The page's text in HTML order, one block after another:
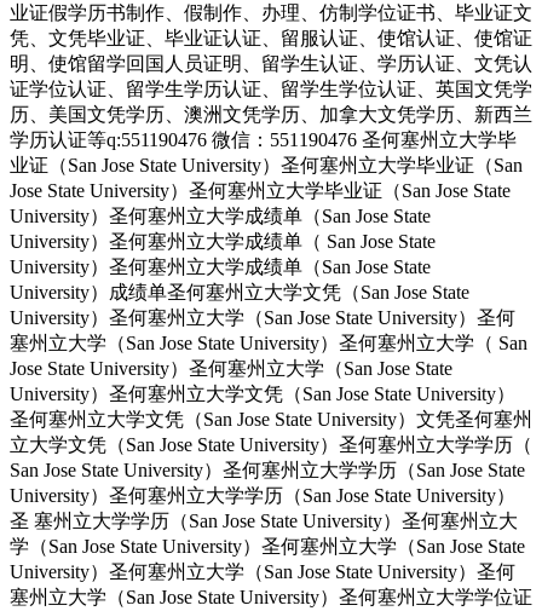
业证假学历书制作、假制作、办理、仿制学位证书、毕业证文
凭、文凭毕业证、毕业证认证、留服认证、使馆认证、使馆证
明、使馆留学回国人员证明、留学生认证、学历认证、文凭认
证学位认证、留学生学历认证、留学生学位认证、英国文凭学
历、美国文凭学历、澳洲文凭学历、加拿大文凭学历、新西兰
学历认证等q:551190476 微信：551190476 圣何塞州立大学毕
业证（San Jose State University）圣何塞州立大学毕业证（San
Jose State University）圣何塞州立大学毕业证（San Jose State
University）圣何塞州立大学成绩单（San Jose State
University）圣何塞州立大学成绩单（ San Jose State
University）圣何塞州立大学成绩单（San Jose State
University）成绩单圣何塞州立大学文凭（San Jose State
University）圣何塞州立大学（San Jose State University）圣何
塞州立大学（San Jose State University）圣何塞州立大学（ San
Jose State University）圣何塞州立大学（San Jose State
University）圣何塞州立大学文凭（San Jose State University）
圣何塞州立大学文凭（San Jose State University）文凭圣何塞州
立大学文凭（San Jose State University）圣何塞州立大学学历（
San Jose State University）圣何塞州立大学学历（San Jose State
University）圣何塞州立大学学历（San Jose State University）
圣 塞州立大学学历（San Jose State University）圣何塞州立大
学（San Jose State University）圣何塞州立大学（San Jose State
University）圣何塞州立大学（San Jose State University）圣何
塞州立大学（San Jose State University）圣何塞州立大学学位证